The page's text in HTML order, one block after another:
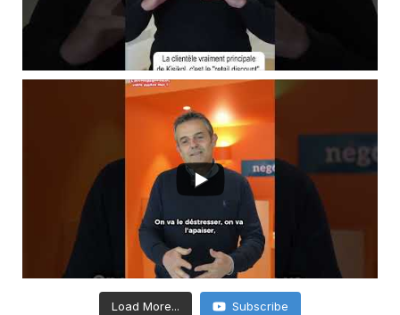
Load More... Subscribe